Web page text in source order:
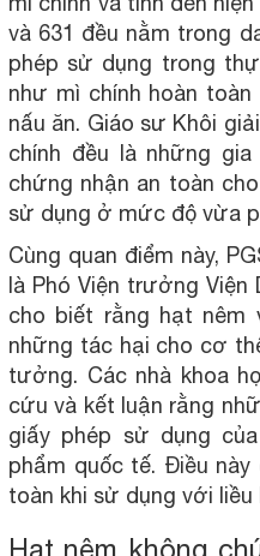
và 631 đều nằm trong
phép sử dụng trong
như mì chính hoàn
nấu ăn. Giáo sư Khôi
chính đều là những
chứng nhận an toàn
sử dụng ở mức độ vừa
Cùng quan điểm này,
là Phó Viện trưởng Viện
cho biết rằng hạt nêm
những tác hại cho cơ
tưởng. Các nhà khoa
cứu và kết luận rằng
giấy phép sử dụng
phẩm quốc tế. Điều
toàn khi sử dụng với
Hạt nêm không